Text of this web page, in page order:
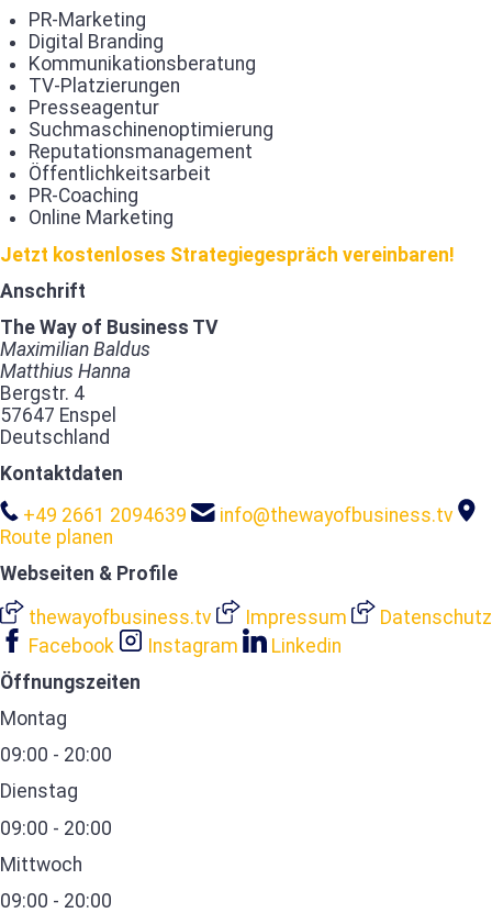
PR-Marketing
Digital Branding
Kommunikationsberatung
TV-Platzierungen
Presseagentur
Suchmaschinenoptimierung
Reputationsmanagement
Öffentlichkeitsarbeit
PR-Coaching
Online Marketing
Jetzt kostenloses Strategiegespräch vereinbaren!
Anschrift
The Way of Business TV
Maximilian Baldus
Matthius Hanna
Bergstr. 4
57647 Enspel
Deutschland
Kontaktdaten
+49 2661 2094639
info@thewayofbusiness.tv
Route planen
Webseiten & Profile
thewayofbusiness.tv
Impressum
Datenschutz
Facebook
Instagram
Linkedin
Öffnungszeiten
Montag
09:00 - 20:00
Dienstag
09:00 - 20:00
Mittwoch
09:00 - 20:00